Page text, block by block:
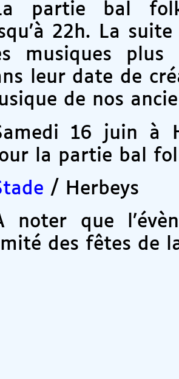
partie bal
22h. La
musiques plus
leur date de
de nos
16 juin à
la partie bal
/ Herbeys
noter que
des fêtes de